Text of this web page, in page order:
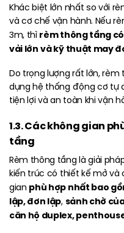
Khác biệt lớn nhất so với
và cơ chế vận hành. Nếu
3m, thìrèm thông tầng
vải lớn và kỹ thuật may
Do trọng lượng rất lớn,
dụng hệ thống động cơ tự
tiện lợi và an toàn khi vận
1.3. Các không gian
tầng
Rèm thông tầng là giải
kiến trúc có thiết kế mở và
gian phù hợp nhất bao
lập, đơn lập, sảnh chờ
căn hộ duplex,